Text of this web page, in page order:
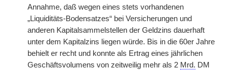
Annahme, daß wegen eines stets vorhandenen
„Liquiditäts-Bodensatzes“ bei Versicherungen und
anderen Kapitalsammelstellen der Geldzins dauerhaft
unter dem Kapitalzins liegen würde. Bis in die 60er Jahre
behielt er recht und konnte als Ertrag eines jährlichen
Geschäftsvolumens von zeitweilig mehr als 2 Mrd. DM